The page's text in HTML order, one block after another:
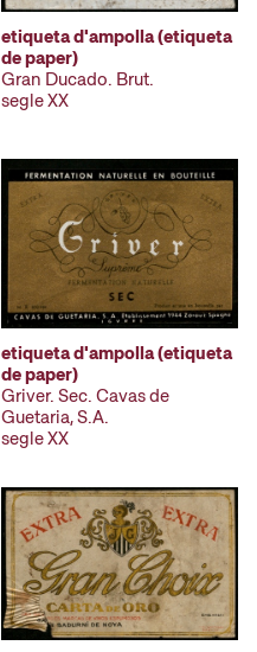
etiqueta d'ampolla (etiqueta
de paper)
Gran Ducado. Brut.
segle XX
etiqueta d'ampolla (etiqueta
de paper)
Griver. Sec. Cavas de
Guetaria, S.A.
segle XX